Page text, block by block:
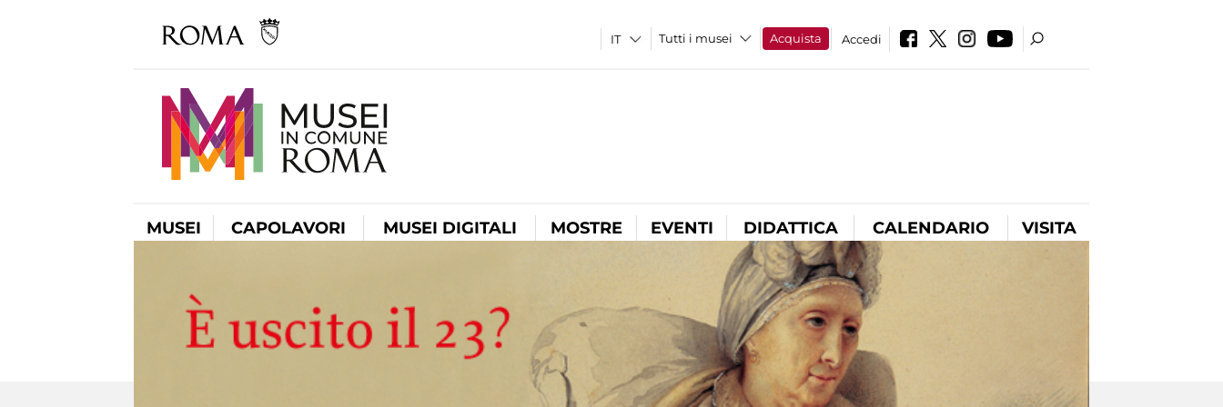
Tutti i musei Acquista Accedi
MUSEI CAPOLAVORI MUSEI DIGITALI MOSTRE EVENTI DIDATTICA CALENDARIO VISITA